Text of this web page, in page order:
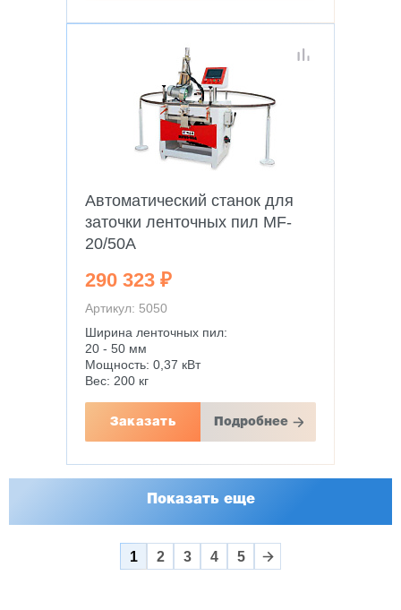
Автоматический станок для
заточки ленточных пил MF-
20/50A
290 323 ₽
Артикул: 5050
Ширина ленточных пил:
20 - 50 мм
Мощность: 0,37 кВт
Вес: 200 кг
Заказать Подробнее
Показать еще
1 2 3 4 5